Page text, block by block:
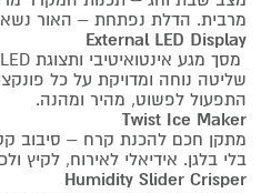
מרבית. הדלת נפתחת – האור
External LED Display
שליטה נוחה ומדויקת על כל
התפעול לפשוט, מהיר ומהנה.
Twist Ice Maker
מתקן חכם להכנת קרח – סיבוב
בלי בלגן. אידיאלי לאירוח, לקיץ
Humidity Slider Crisper